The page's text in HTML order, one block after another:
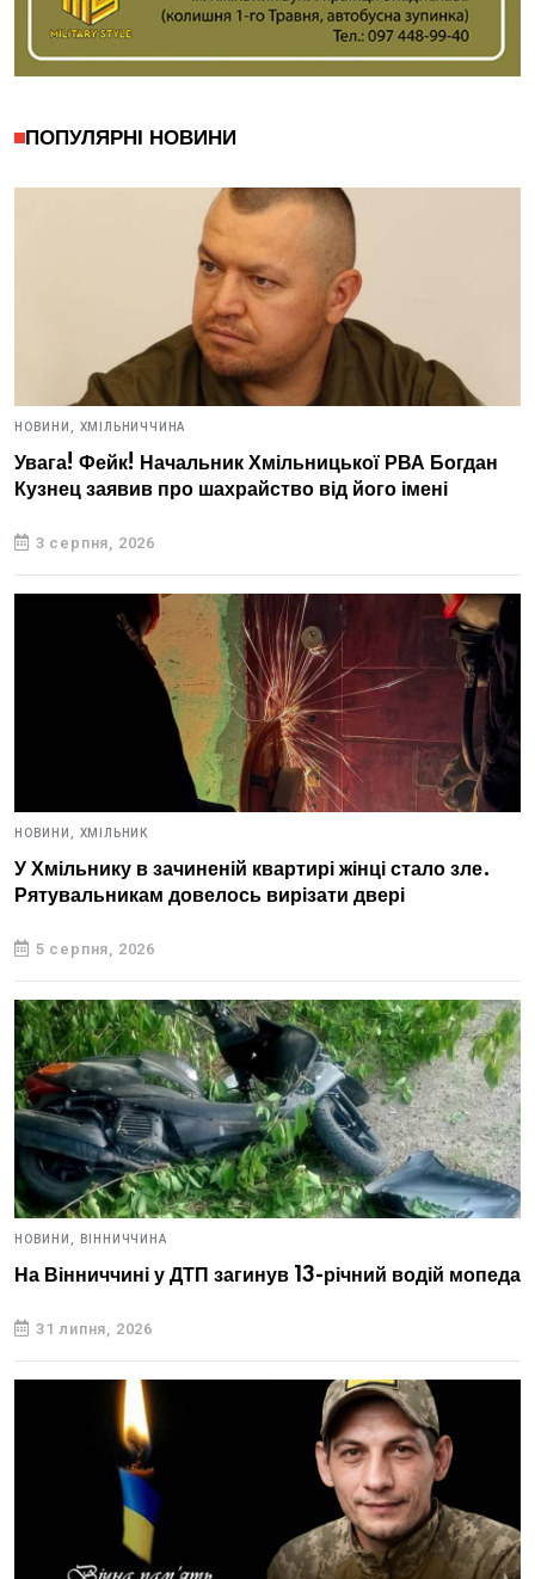
ПОПУЛЯРНІ НОВИНИ
НОВИНИ, ХМІЛЬНИЧЧИНА
Увага! Фейк! Начальник Хмільницької РВА Богдан
Кузнец заявив про шахрайство від його імені
3 серпня, 2026
НОВИНИ, ХМІЛЬНИК
У Хмільнику в зачиненій квартирі жінці стало зле.
Рятувальникам довелось вирізати двері
5 серпня, 2026
НОВИНИ, ВІННИЧЧИНА
На Вінниччині у ДТП загинув 13-річний водій мопеда
31 липня, 2026